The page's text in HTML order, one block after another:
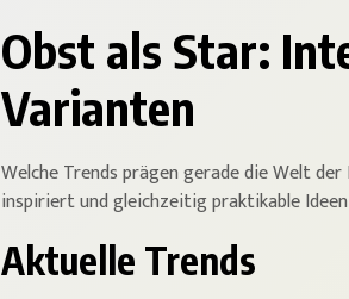
Obst als Star:
Varianten
Welche Trends prägen gerade die Welt
inspiriert und gleichzeitig praktikable
Aktuelle Trends